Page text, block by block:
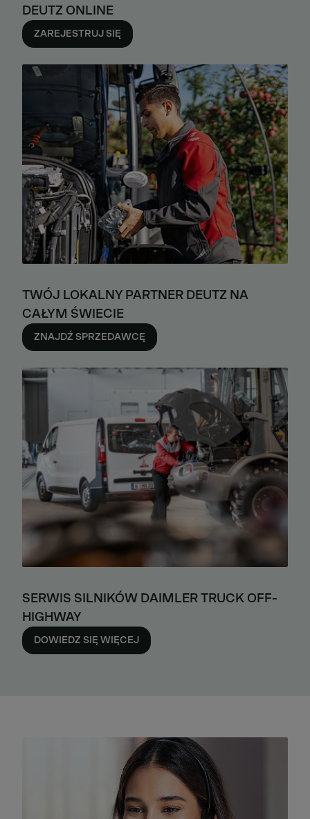
DEUTZ ONLINE
ZAREJESTRUJ SIĘ
TWÓJ LOKALNY PARTNER DEUTZ NA
CAŁYM ŚWIECIE
ZNAJDŹ SPRZEDAWCĘ
SERWIS SILNIKÓW DAIMLER TRUCK OFF-
HIGHWAY
DOWIEDZ SIĘ WIĘCEJ